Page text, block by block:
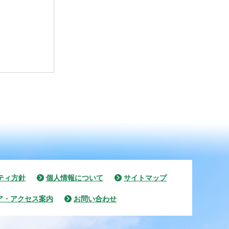
ィ方針 個人情報について サイトマップ
・アクセス案内 お問い合わせ